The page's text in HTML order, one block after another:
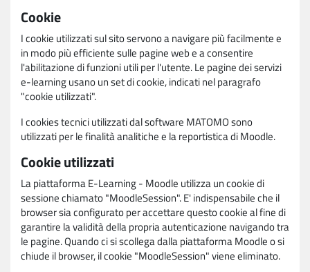
Cookie
I cookie utilizzati sul sito servono a navigare più facilmente e
in modo più efficiente sulle pagine web e a consentire
l'abilitazione di funzioni utili per l'utente. Le pagine dei servizi
e-learning usano un set di cookie, indicati nel paragrafo
"cookie utilizzati".
I cookies tecnici utilizzati dal software MATOMO sono
utilizzati per le finalità analitiche e la reportistica di Moodle.
Cookie utilizzati
La piattaforma E-Learning - Moodle utilizza un cookie di
sessione chiamato "MoodleSession". E' indispensabile che il
browser sia configurato per accettare questo cookie al fine di
garantire la validità della propria autenticazione navigando tra
le pagine. Quando ci si scollega dalla piattaforma Moodle o si
chiude il browser, il cookie "MoodleSession" viene eliminato.